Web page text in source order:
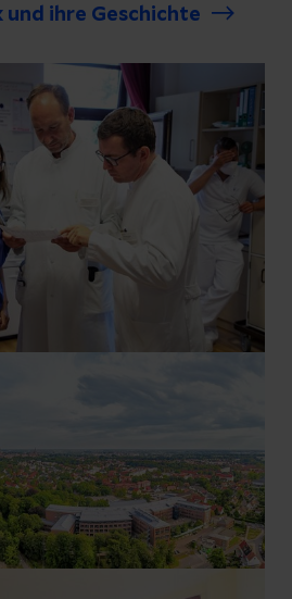
und ihre Geschichte